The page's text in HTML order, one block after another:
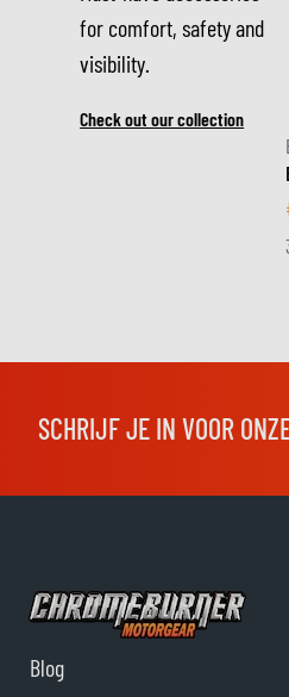
for comfort, safety and
visibility.
Check out our collection
SCHRIJF JE IN VOOR
Blog